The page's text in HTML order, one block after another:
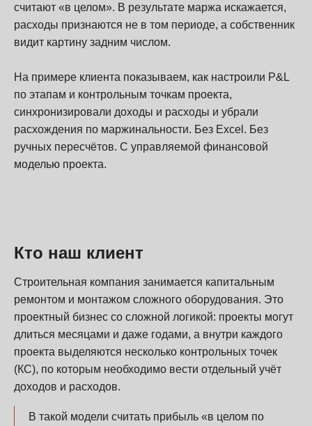
считают «в целом». В результате маржа искажается,
расходы признаются не в том периоде, а собственник
видит картину задним числом.
На примере клиента показываем, как настроили P&L
по этапам и контрольным точкам проекта,
синхронизировали доходы и расходы и убрали
расхождения по маржинальности. Без Excel. Без
ручных пересчётов. С управляемой финансовой
моделью проекта.
Кто наш клиент
Строительная компания занимается капитальным
ремонтом и монтажом сложного оборудования. Это
проектный бизнес со сложной логикой: проекты могут
длиться месяцами и даже годами, а внутри каждого
проекта выделяются несколько контрольных точек
(КС), по которым необходимо вести отдельный учёт
доходов и расходов.
В такой модели считать прибыль «в целом по